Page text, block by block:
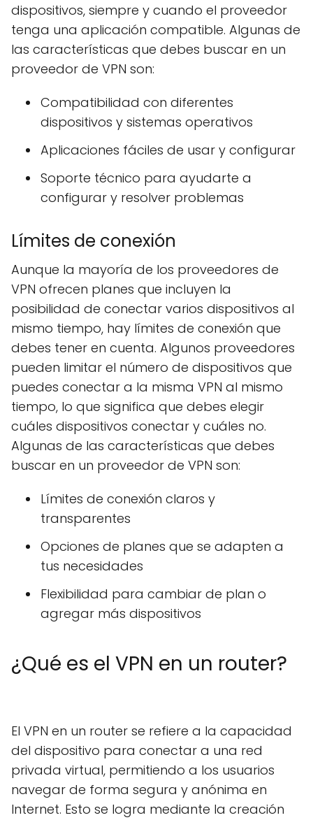
dispositivos, siempre y cuando el proveedor
tenga una aplicación compatible. Algunas de
las características que debes buscar en un
proveedor de VPN son:
Compatibilidad con diferentes
dispositivos y sistemas operativos
Aplicaciones fáciles de usar y configurar
Soporte técnico para ayudarte a
configurar y resolver problemas
Límites de conexión
Aunque la mayoría de los proveedores de
VPN ofrecen planes que incluyen la
posibilidad de conectar varios dispositivos al
mismo tiempo, hay límites de conexión que
debes tener en cuenta. Algunos proveedores
pueden limitar el número de dispositivos que
puedes conectar a la misma VPN al mismo
tiempo, lo que significa que debes elegir
cuáles dispositivos conectar y cuáles no.
Algunas de las características que debes
buscar en un proveedor de VPN son:
Límites de conexión claros y
transparentes
Opciones de planes que se adapten a
tus necesidades
Flexibilidad para cambiar de plan o
agregar más dispositivos
¿Qué es el VPN en un router?
El VPN en un router se refiere a la capacidad
del dispositivo para conectar a una red
privada virtual, permitiendo a los usuarios
navegar de forma segura y anónima en
Internet. Esto se logra mediante la creación